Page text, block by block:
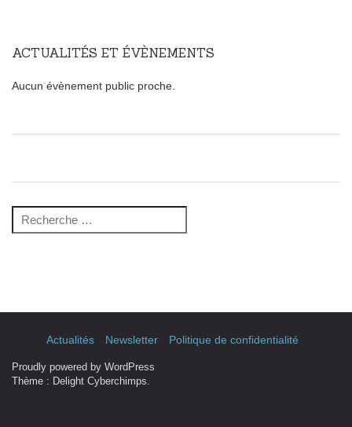
k
ACTUALITÉS ET ÉVÈNEMENTS
Aucun évènement public proche.
Recherche pour :
Actualités Newsletter Politique de confidentialité
Proudly powered by WordPress
Thème : Delight Cyberchimps.